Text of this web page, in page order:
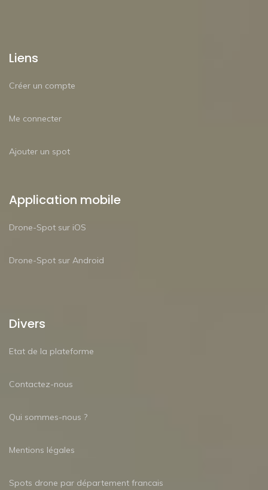
Liens
Créer un compte
Me connecter
Ajouter un spot
Application mobile
Drone-Spot sur iOS
Drone-Spot sur Android
Divers
Etat de la plateforme
Contactez-nous
Qui sommes-nous ?
Mentions légales
Spots drone par département francais